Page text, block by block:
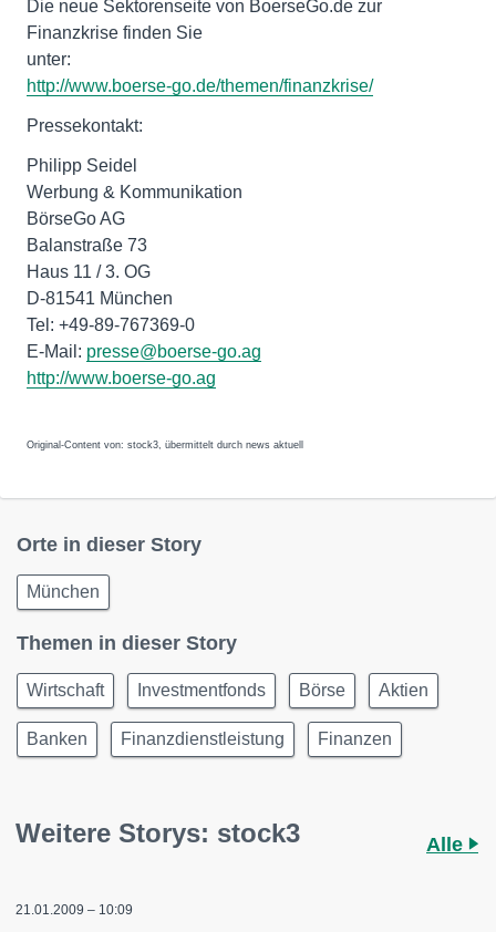
Die neue Sektorenseite von BoerseGo.de zur
Finanzkrise finden Sie
http://www.boerse-go.de/themen/finanzkrise/
Pressekontakt:
Philipp Seidel
Werbung & Kommunikation
BörseGo AG
Balanstraße 73
Haus 11 / 3. OG
D-81541 München
Tel: +49-89-767369-0
E-Mail: presse@boerse-go.ag
http://www.boerse-go.ag
Original-Content von: stock3, übermittelt durch news aktuell
Orte in dieser Story
München
Themen in dieser Story
Wirtschaft Investmentfonds Börse Aktien
Banken Finanzdienstleistung Finanzen
Weitere Storys: stock3 Alle
21.01.2009 – 10:09